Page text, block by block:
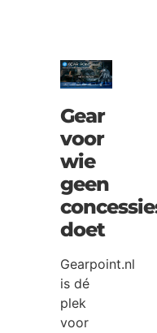
Gear
voor
wie
geen
doet
Gearpoint.nl
is dé
plek
voor